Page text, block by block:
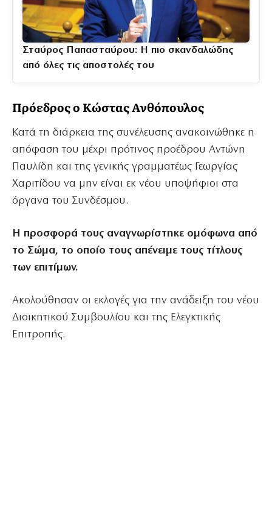
Σταύρος Παπασταύρου: Η πιο σκανδαλώδης
από όλες τις αποστολές του
Πρόεδρος ο Κώστας Ανθόπουλος
Κατά τη διάρκεια της συνέλευσης ανακοινώθηκε η
απόφαση του μέχρι πρότινος προέδρου Αντώνη
Παυλίδη και της γενικής γραμματέως Γεωργίας
Χαριτίδου να μην είναι εκ νέου υποψήφιοι στα
όργανα του Συνδέσμου.
Η προσφορά τους αναγνωρίστηκε ομόφωνα από
το Σώμα, το οποίο τους απένειμε τους τίτλους
των επιτίμων.
Ακολούθησαν οι εκλογές για την ανάδειξη του νέου
Διοικητικού Συμβουλίου και της Ελεγκτικής
Επιτροπής.